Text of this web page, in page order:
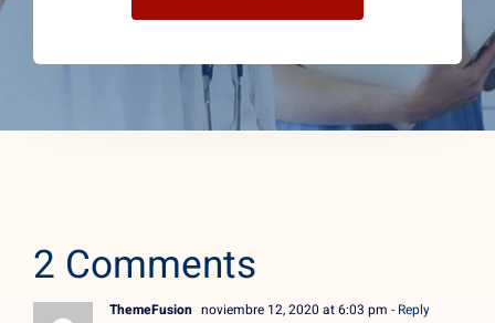
2 Comments
ThemeFusion noviembre 12, 2020 at 6:03 pm - Reply